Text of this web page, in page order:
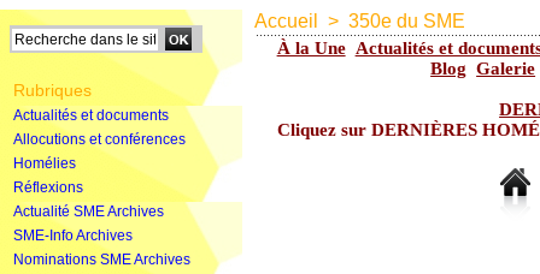
Rubriques
Actualités et documents
Allocutions et conférences
Homélies
Réflexions
Actualité SME Archives
SME-Info Archives
Nominations SME Archives
Accueil > 350e du SME
À la Une Actualités et
Blog Galerie
Cliquez sur DERNIÈRES